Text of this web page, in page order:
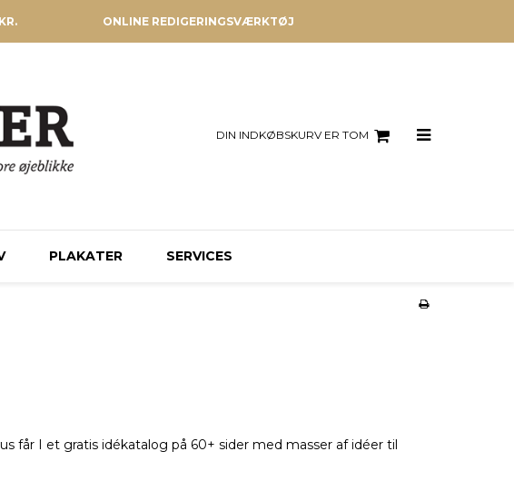
ONLINE REDIGERINGSVÆRKTØJ
DIN INDKØBSKURV ER TOM
PLAKATER SERVICES
får I et gratis idékatalog på 60+ sider med masser af idéer til